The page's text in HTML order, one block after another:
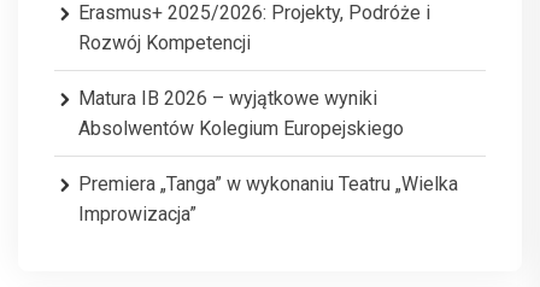
Erasmus+ 2025/2026: Projekty, Podróże i
Rozwój Kompetencji
Matura IB 2026 – wyjątkowe wyniki
Absolwentów Kolegium Europejskiego
Premiera „Tanga” w wykonaniu Teatru „Wielka
Improwizacja”